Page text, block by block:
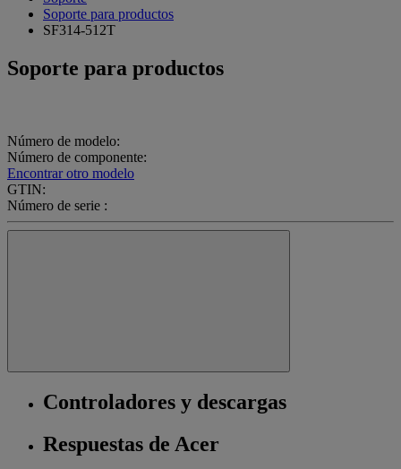
Soporte para productos
SF314-512T
Soporte para productos
Número de modelo:
Número de componente:
Encontrar otro modelo
GTIN:
Número de serie :
Controladores y descargas
Respuestas de Acer